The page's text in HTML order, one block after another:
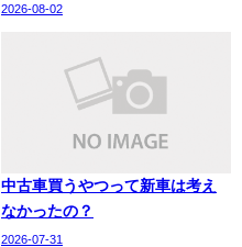
2026-08-02
中古車買うやつって新車は考え
なかったの？
2026-07-31